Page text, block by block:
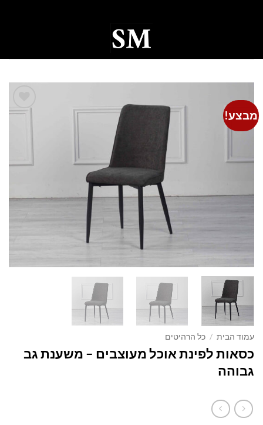
מבצע!
עמוד הבית / כל הרהיטים
כסאות לפינת אוכל מעוצבים – משענת גב
גבוהה